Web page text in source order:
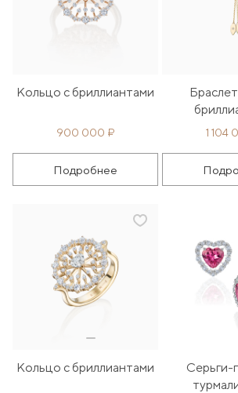
900 000 ₽
Кольцо с бриллиантами
Подробнее
1 104
Кольцо с бриллиантами
Серьги-